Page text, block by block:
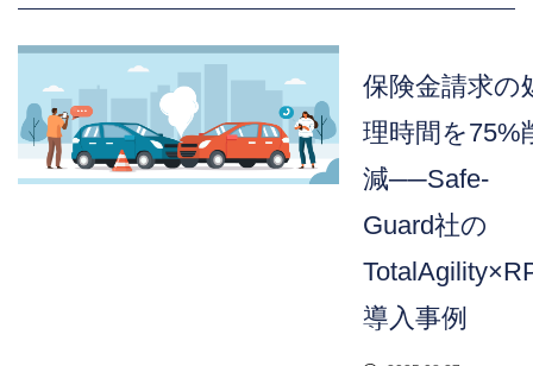
保険金請求の
理時間を75%
減──Safe-
Guard社の
導入事例